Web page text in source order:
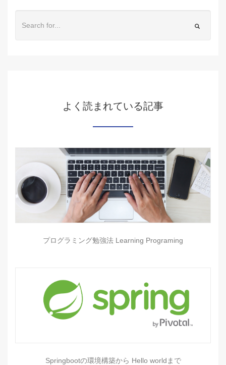
よく読まれている記事
プログラミング勉強法 Learning Programing
Springbootの環境構築から Hello worldまで